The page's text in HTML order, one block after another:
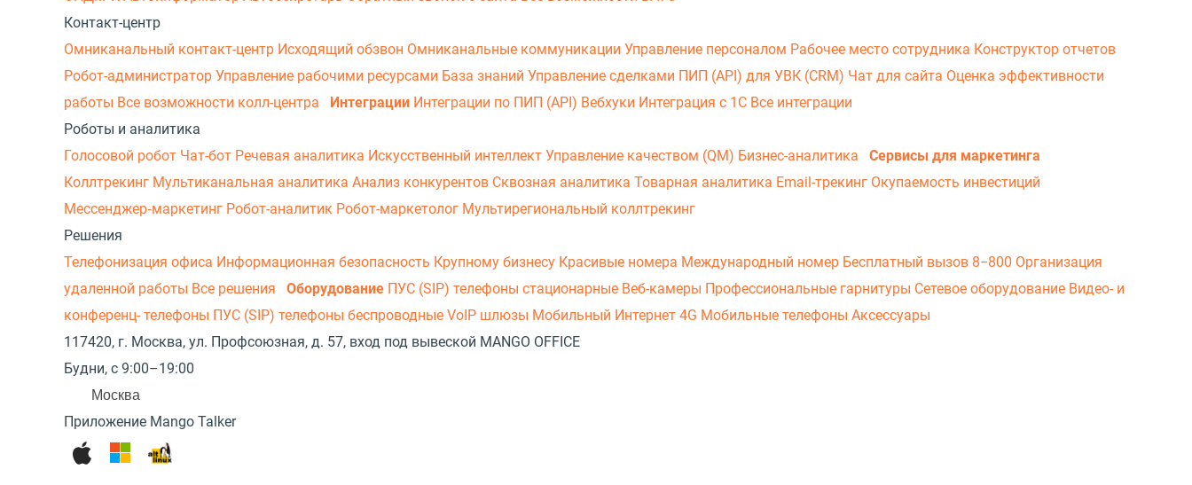
Контакт-центр
Омниканальный контакт-центр Исходящий обзвон Омниканальные коммуникации Управление персоналом Рабочее место сотрудника Конструктор отчетов
Робот-администратор Управление рабочими ресурсами База знаний Управление сделками ПИП (API) для УВК (CRM) Чат для сайта Оценка эффективности
работы Все возможности колл-центра Интеграции Интеграции по ПИП (API) Вебхуки Интеграция с 1С Все интеграции
Роботы и аналитика
Голосовой робот Чат-бот Речевая аналитика Искусственный интеллект Управление качеством (QM) Бизнес-аналитика
Сервисы для маркетинга
Коллтрекинг Мультиканальная аналитика Анализ конкурентов Сквозная аналитика Товарная аналитика Email-трекинг Окупаемость инвестиций
Мессенджер‑маркетинг Робот-аналитик Робот-маркетолог Мультирегиональный коллтрекинг
Решения
Телефонизация офиса Информационная безопасность Крупному бизнесу Красивые номера Международный номер Бесплатный вызов 8−800 Организация
удаленной работы Все решения Оборудование ПУС (SIP) телефоны стационарные Веб-камеры Профессиональные гарнитуры Сетевое оборудование Видео- и
конференц- телефоны ПУС (SIP) телефоны беспроводные VoIP шлюзы Мобильный Интернет 4G Мобильные телефоны Аксессуары
117420, г. Москва, ул. Профсоюзная, д. 57, вход под вывеской MANGO OFFICE
Будни, с 9:00–19:00
Москва
Приложение Mango Talker